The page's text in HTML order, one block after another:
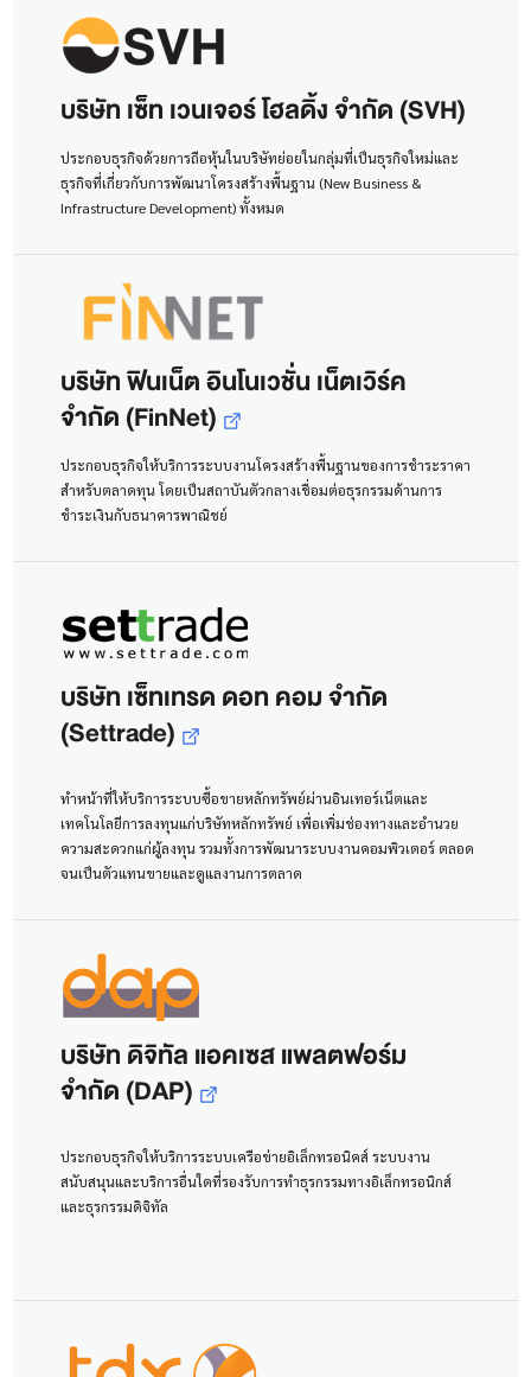
บริษัท เซ็ท เวนเจอร์ โฮลดิ้ง จำกัด (SVH)
ประกอบธุรกิจด้วยการถือหุ้นในบริษัทย่อยในกลุ่มที่เป็นธุรกิจใหม่และ
ธุรกิจที่เกี่ยวกับการพัฒนาโครงสร้างพื้นฐาน (New Business &
Infrastructure Development) ทั้งหมด
บริษัท ฟินเน็ต อินโนเวชั่น เน็ตเวิร์ค
จำกัด (FinNet)
ประกอบธุรกิจให้บริการระบบงานโครงสร้างพื้นฐานของการชำระราคา
สำหรับตลาดทุน โดยเป็นสถาบันตัวกลางเชื่อมต่อธุรกรรมด้านการ
ชำระเงินกับธนาคารพาณิชย์
บริษัท เซ็ทเทรด ดอท คอม จำกัด
(Settrade)
ทำหน้าที่ให้บริการระบบซื้อขายหลักทรัพย์ผ่านอินเทอร์เน็ตและ
เทคโนโลยีการลงทุนแก่บริษัทหลักทรัพย์ เพื่อเพิ่มช่องทางและอำนวย
ความสะดวกแก่ผู้ลงทุน รวมทั้งการพัฒนาระบบงานคอมพิวเตอร์ ตลอด
จนเป็นตัวแทนขายและดูแลงานการตลาด
บริษัท ดิจิทัล แอคเซส แพลตฟอร์ม
จำกัด (DAP)
ประกอบธุรกิจให้บริการระบบเครือข่ายอิเล็กทรอนิคส์ ระบบงาน
สนับสนุนและบริการอื่นใดที่รองรับการทำธุรกรรมทางอิเล็กทรอนิกส์
และธุรกรรมดิจิทัล